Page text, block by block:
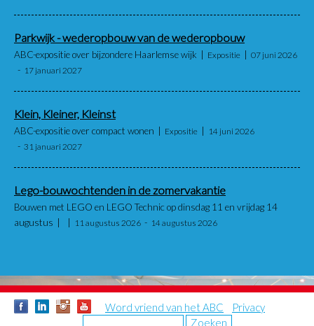
Parkwijk - wederopbouw van de wederopbouw
ABC-expositie over bijzondere Haarlemse wijk Expositie
07 juni 2026
17 januari 2027
Klein, Kleiner, Kleinst
ABC-expositie over compact wonen Expositie
14 juni 2026
31 januari 2027
Lego-bouwochtenden in de zomervakantie
Bouwen met LEGO en LEGO Technic op dinsdag 11 en vrijdag 14
augustus
11 augustus 2026 14 augustus 2026
Word vriend van het ABC
Privacy